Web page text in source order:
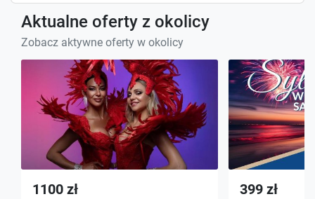
Aktualne oferty z okolicy
Zobacz aktywne oferty w okolicy
1100 zł 399 zł